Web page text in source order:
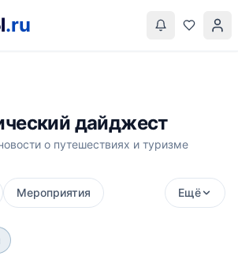
.ru
дайджест
о путешествиях и туризме
Мероприятия Ещё